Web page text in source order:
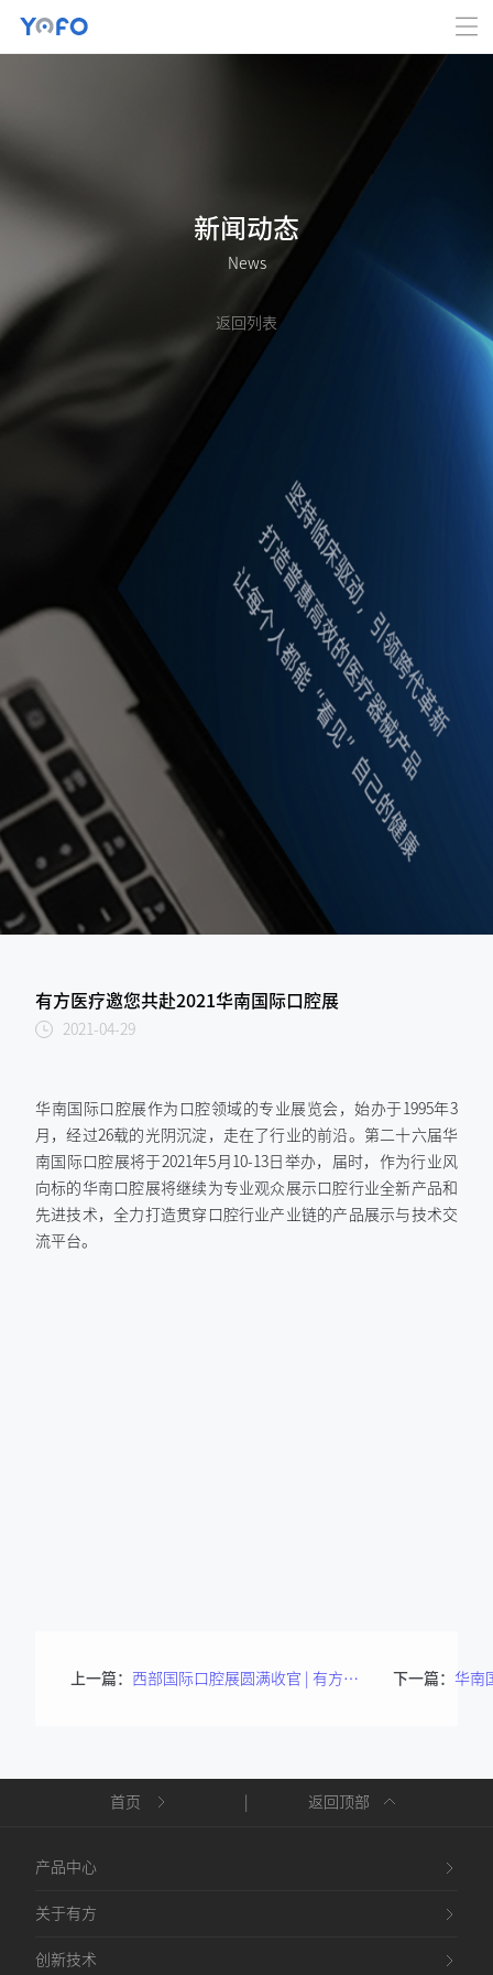
新闻动态
News
返回列表
有方医疗邀您共赴2021华南国际口腔展
2021-04-29
华南国际口腔展作为口腔领域的专业展览会，始办于1995年3
月，经过26载的光阴沉淀，走在了行业的前沿。第二十六届华
南国际口腔展将于2021年5月10-13日举办，届时，作为行业风
向标的华南口腔展将继续为专业观众展示口腔行业全新产品和
先进技术，全力打造贯穿口腔行业产业链的产品展示与技术交
流平台。
上一篇： 西部国际口腔展圆满收官 | 有方派CT惊艳全场！ 下一篇：
首页 返回顶部
产品中心
关于有方
创新技术